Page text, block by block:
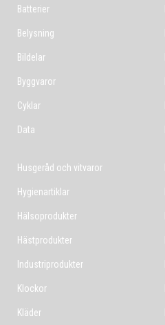
Batterier
Belysning
Bildelar
Byggvaror
Cyklar
Data
Husgeråd och vitvaror
Hygienartiklar
Hälsoprodukter
Hästprodukter
Industriprodukter
Klockor
Kläder